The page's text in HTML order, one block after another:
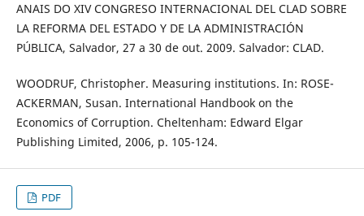
ANAIS DO XIV CONGRESO INTERNACIONAL DEL CLAD SOBRE
LA REFORMA DEL ESTADO Y DE LA ADMINISTRACIÓN
PÚBLICA, Salvador, 27 a 30 de out. 2009. Salvador: CLAD.
WOODRUF, Christopher. Measuring institutions. In: ROSE-
ACKERMAN, Susan. International Handbook on the
Economics of Corruption. Cheltenham: Edward Elgar
Publishing Limited, 2006, p. 105-124.
PDF